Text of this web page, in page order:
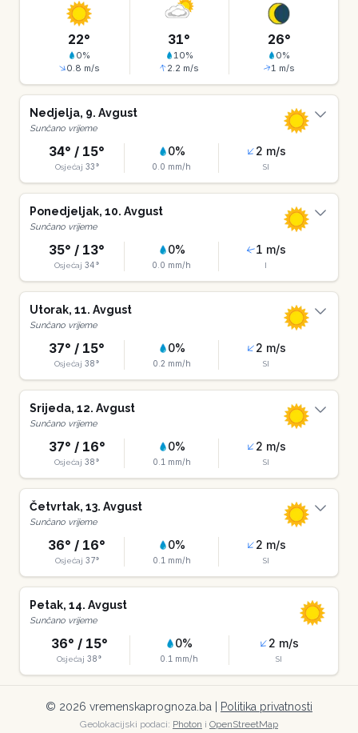
22°
0%
0.8 m/s
31°
10%
2.2 m/s
26°
0%
1 m/s
Nedjelja, 9. Avgust
Sunčano vrijeme
34° / 15°
Osjećaj 33°
0%
0.0 mm/h
2 m/s
SI
Ponedjeljak, 10. Avgust
Sunčano vrijeme
35° / 13°
Osjećaj 34°
0%
0.0 mm/h
1 m/s
I
Utorak, 11. Avgust
Sunčano vrijeme
37° / 15°
Osjećaj 38°
0%
0.2 mm/h
2 m/s
SI
Srijeda, 12. Avgust
Sunčano vrijeme
37° / 16°
Osjećaj 38°
0%
0.1 mm/h
2 m/s
SI
Četvrtak, 13. Avgust
Sunčano vrijeme
36° / 16°
Osjećaj 37°
0%
0.1 mm/h
2 m/s
SI
Petak, 14. Avgust
Sunčano vrijeme
36° / 15°
Osjećaj 38°
0%
0.1 mm/h
2 m/s
SI
© 2026 vremenskaprognoza.ba | Politika privatnosti
Geolokacijski podaci: Photon i OpenStreetMap